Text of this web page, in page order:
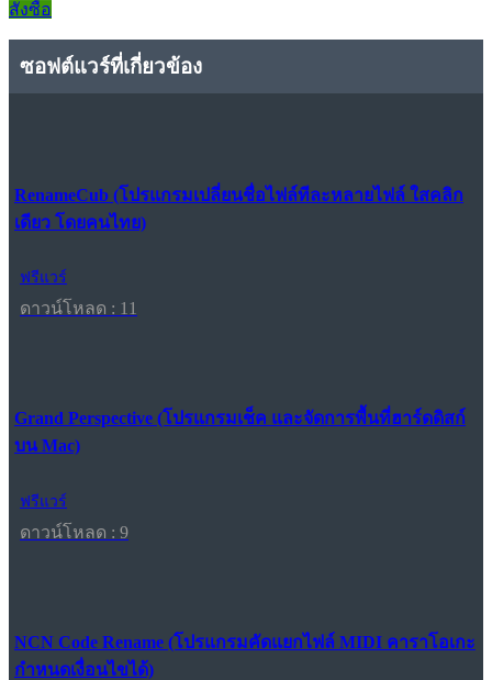
สั่งซื้อ
ซอฟต์แวร์ที่เกี่ยวข้อง
RenameCub (โปรแกรมเปลี่ยนชื่อไฟล์ทีละหลายไฟล์ ใสคลิก
เดียว โดยคนไทย)
ฟรีแวร์
ดาวน์โหลด : 11
Grand Perspective (โปรแกรมเช็ค และจัดการพื้นที่ฮาร์ดดิสก์
บน Mac)
ฟรีแวร์
ดาวน์โหลด : 9
NCN Code Rename (โปรแกรมคัดแยกไฟล์ MIDI คาราโอเกะ
กำหนดเงื่อนไขได้)